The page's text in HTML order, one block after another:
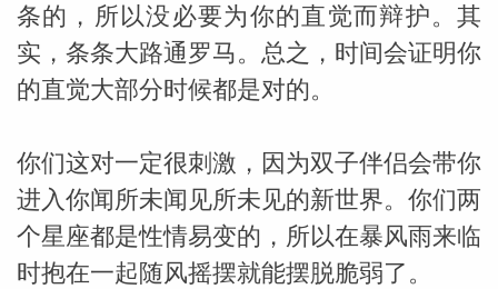
_susan
条的，所以没必要为你的直觉而辩护。其
实，条条大路通罗马。总之，时间会证明你
的直觉大部分时候都是对的。
你们这对一定很刺激，因为双子伴侣会带你
进入你闻所未闻见所未见的新世界。你们两
个星座都是性情易变的，所以在暴风雨来临
时抱在一起随风摇摆就能摆脱脆弱了。